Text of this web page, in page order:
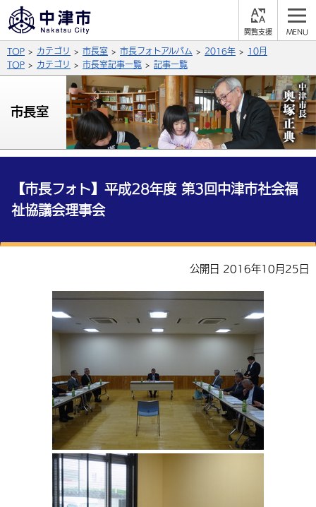
支
背景色
青 白
文字の大きさ
拡大 標準 縮小
英語（English） 中国語（簡体字）
中国語（繁体字） 韓国語（한국어）
組織案内
公式SNS
X (Twitter) YouTube
サイト内検索
総合メニュー
くらしの情報
届出・登録・証明 保険・年金
健康・予防
住宅・インフラ
環境・衛生 生涯学習・スポーツ・人権
外国人の方向け情報
事業者の方へ
産業・雇用
施設情報
手当・助成 健康・医療
観光・移住
スポットを探す
買う・おみやげ 四季のイベント・祭り
移住・定住
市政情報
市役所の紹介
地方創生・地域活性化 広報・広聴
行政・計画
TOP カテゴリ 市長室 市長フォトアルバム 2016年
10月
TOP
カテゴリ 市長室記事一覧 記事一覧
市長室
【市長フォト】平成28年度 第3回中津市社会福
祉協議会理事会
公開日 2016年10月25日